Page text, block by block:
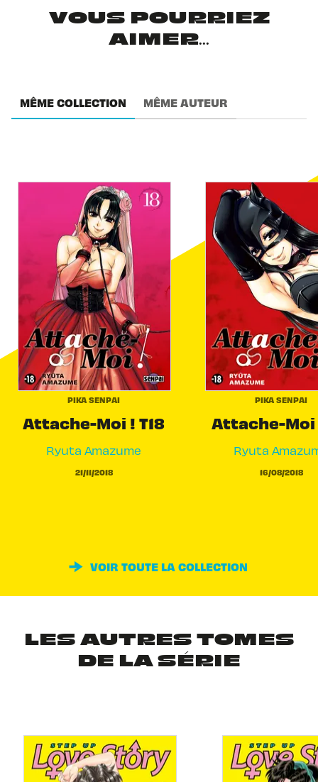
VOUS POURRIEZ
AIMER...
MÊME COLLECTION MÊME AUTEUR
PIKA SENPAI
Attache-Moi ! T18
Ryuta Amazume
21/11/2018
PIKA SENPAI
Attache-Moi
Ryuta
16/08/2018
VOIR TOUTE LA COLLECTION
LES AUTRES TOMES
DE LA SÉRIE